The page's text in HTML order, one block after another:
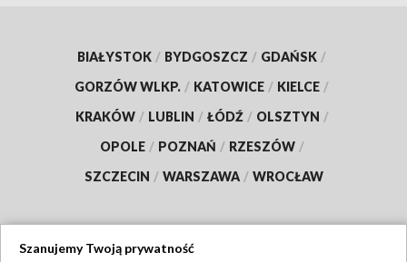
BIAŁYSTOK / BYDGOSZCZ / GDAŃSK /
GORZÓW WLKP. / KATOWICE / KIELCE /
KRAKÓW / LUBLIN / ŁÓDŹ / OLSZTYN /
OPOLE / POZNAŃ / RZESZÓW /
SZCZECIN / WARSZAWA / WROCŁAW
Szanujemy Twoją prywatność